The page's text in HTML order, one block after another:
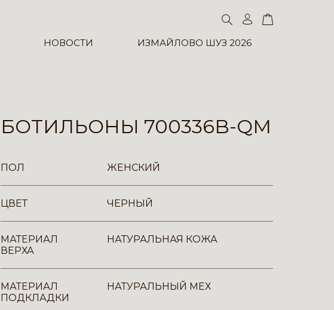
НОВОСТИ ИЗМАЙЛОВО ШУЗ 2026
БОТИЛЬОНЫ 700336B-QM
ПОЛ ЖЕНСКИЙ
ЦВЕТ ЧЕРНЫЙ
МАТЕРИАЛ
ВЕРХА
НАТУРАЛЬНАЯ КОЖА
МАТЕРИАЛ
ПОДКЛАДКИ
НАТУРАЛЬНЫЙ МЕХ